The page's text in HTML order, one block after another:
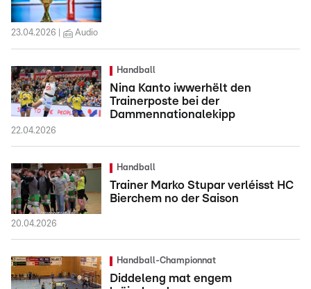
23.04.2026 Audio
Handball
Nina Kanto iwwerhëlt den
Trainerposte bei der
Dammennationalekipp
22.04.2026
Handball
Trainer Marko Stupar verléisst HC
Bierchem no der Saison
20.04.2026
Handball-Championnat
Diddeleng mat engem